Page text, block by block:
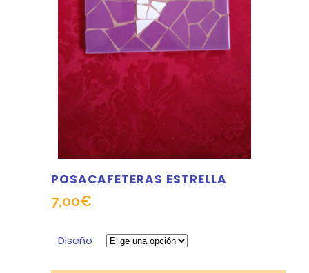
POSACAFETERAS ESTRELLA
7,00€
Diseño